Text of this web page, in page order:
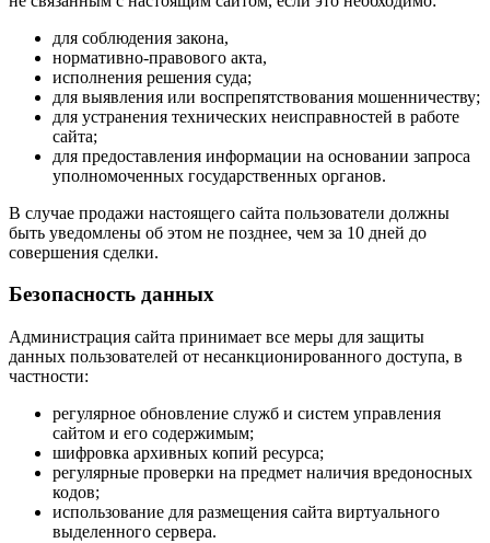
для соблюдения закона,
нормативно-правового акта,
исполнения решения суда;
для выявления или воспрепятствования мошенничеству;
для устранения технических неисправностей в работе
сайта;
для предоставления информации на основании запроса
уполномоченных государственных органов.
В случае продажи настоящего сайта пользователи должны
быть уведомлены об этом не позднее, чем за 10 дней до
совершения сделки.
Безопасность данных
Администрация сайта принимает все меры для защиты
данных пользователей от несанкционированного доступа, в
частности:
регулярное обновление служб и систем управления
сайтом и его содержимым;
шифровка архивных копий ресурса;
регулярные проверки на предмет наличия вредоносных
кодов;
использование для размещения сайта виртуального
выделенного сервера.